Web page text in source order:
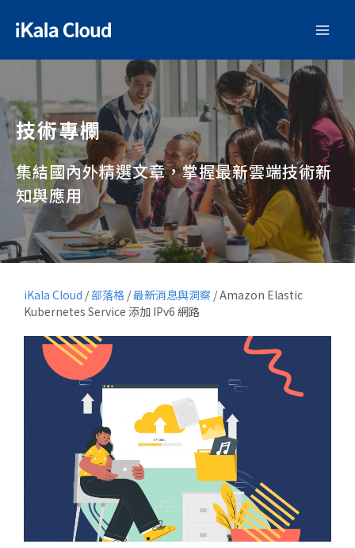
技術專欄
集結國內外精選文章，掌握最新雲端技術新
知與應用
iKala Cloud /部落格 /最新消息與洞察 /Amazon Elastic
Kubernetes Service 添加 IPv6 網路